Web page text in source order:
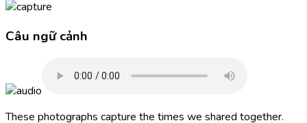
Câu ngữ cảnh
These photographs capture the times we shared together.